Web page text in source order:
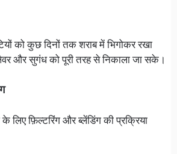
को कुछ दिनों तक शराब में भिगोकर रखा
और सुगंध को पूरी तरह से निकाला जा सके।
लिए फ़िल्टरिंग और ब्लेंडिंग की प्रक्रिया